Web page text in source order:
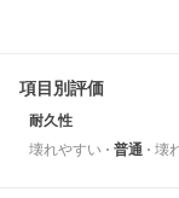
項目別評価
耐久性
壊れやすい
普通 壊